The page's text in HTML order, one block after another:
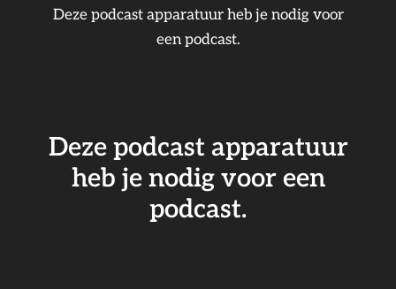
Deze podcast apparatuur heb je nodig voor
een podcast.
Deze podcast apparatuur
heb je nodig voor een
podcast.